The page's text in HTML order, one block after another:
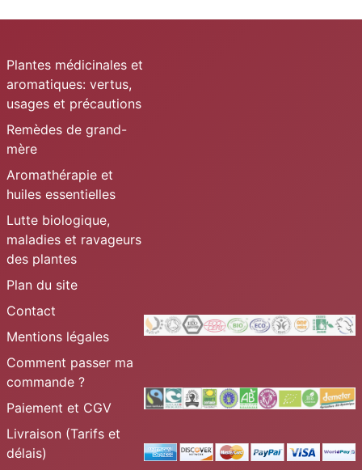
Plantes médicinales et
aromatiques: vertus,
usages et précautions
Remèdes de grand-
mère
Aromathérapie et
huiles essentielles
Lutte biologique,
maladies et ravageurs
des plantes
Plan du site
Contact
Mentions légales
Comment passer ma
commande ?
Paiement et CGV
Livraison (Tarifs et
délais)